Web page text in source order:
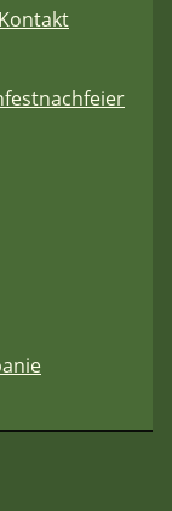
Kontakt